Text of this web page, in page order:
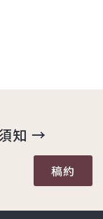
知 →
稿約